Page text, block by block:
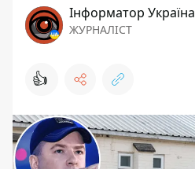
Інформатор Україна
ЖУРНАЛІСТ
👍